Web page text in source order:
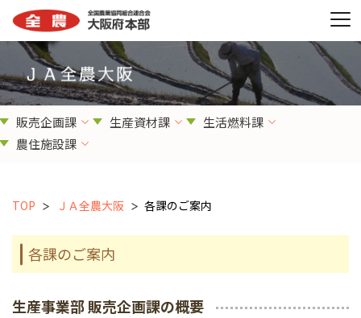
販売企画課 生産資材課
生活燃料課
農住施設課
TOP ＪＡ全農大阪 各課のご案内
各課のご案内
生産事業部 販売企画課の概要